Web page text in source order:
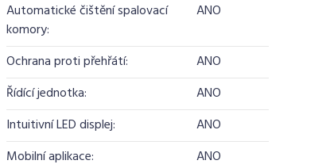
Automatické čištění spalovací
komory:
ANO
Ochrana proti přehřátí:
ANO
Řídící jednotka:
ANO
Intuitivní LED displej:
ANO
Mobilní aplikace:
ANO